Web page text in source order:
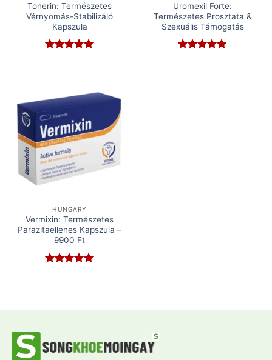
Tonerin: Természetes
Vérnyomás-Stabilizáló
Kapszula
Uromexil Forte:
Természetes Prosztata &
Szexuális Támogatás
HUNGARY
Vermixin: Természetes
Parazitaellenes Kapszula –
9900 Ft